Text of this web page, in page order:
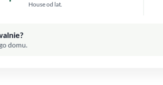
House od lat.
domu.